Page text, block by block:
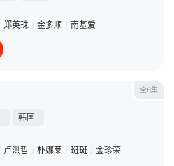
郑英珠 / 金多顺 / 南基爱
全8集
韩国
卢洪哲 / 朴娜莱 / 斑斑 / 金珍荣